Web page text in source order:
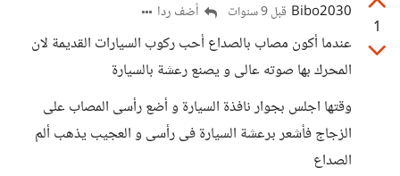
1
Bibo2030 قبل 9 سنوات أضف ردا
عندما أكون مصاب بالصداع أحب ركوب السيارات القديمة لان
المحرك بها صوته عالى و يصنع رعشة بالسيارة
وقتها اجلس بجوار نافذة السيارة و أضع رأسى المصاب على
الزجاج فأشعر برعشة السيارة فى رأسى و العجيب يذهب ألم
الصداع